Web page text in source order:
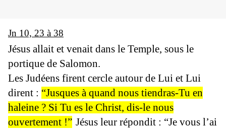
Jn 10, 23 à 38
Jésus allait et venait dans le Temple, sous le
portique de Salomon.
Les Judéens firent cercle autour de Lui et Lui
dirent : “Jusques à quand nous tiendras-Tu en
haleine ? Si Tu es le Christ, dis-le nous
ouvertement !” Jésus leur répondit : “Je vous l’ai